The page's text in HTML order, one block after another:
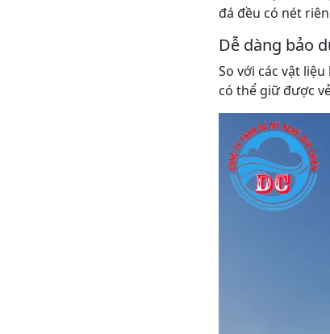
đá đều có nét
Dễ dàng bảo
So với các vật
có thể giữ được